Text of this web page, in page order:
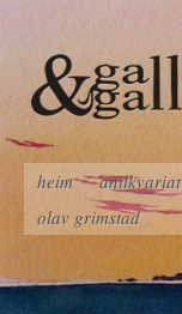
heim antikvariat
olav grimstad